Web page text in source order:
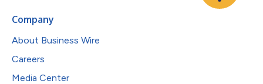
Company
About Business Wire
Careers
Media Center